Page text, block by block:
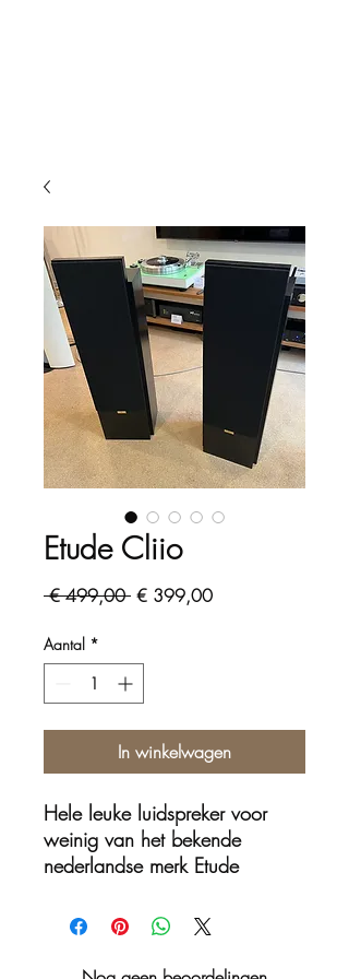
Etude Cliio
€ 499,00 Normale
€ 399,00Verkoopprijs
Aantal *
In winkelwagen
Hele leuke luidspreker voor
weinig van het bekende
nederlandse merk Etude